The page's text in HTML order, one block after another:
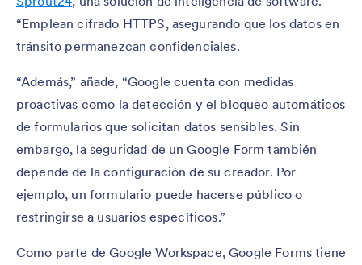
“Emplean cifrado HTTPS, asegurando que los datos en
tránsito permanezcan confidenciales.
“Además,” añade, “Google cuenta con medidas
proactivas como la detección y el bloqueo automáticos
de formularios que solicitan datos sensibles. Sin
embargo, la seguridad de un Google Form también
depende de la configuración de su creador. Por
ejemplo, un formulario puede hacerse público o
restringirse a usuarios específicos.”
Como parte de Google Workspace, Google Forms tiene